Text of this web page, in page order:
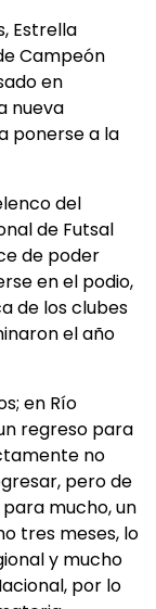
Estrella
Campeón
en
nueva
ponerse a la
del
de Futsal
de poder
en el podio,
de los clubes
el año
en Río
regreso para
no
pero de
mucho, un
tres meses, lo
y mucho
por lo